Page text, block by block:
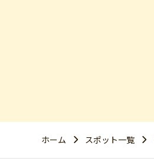
ホーム スポット一覧